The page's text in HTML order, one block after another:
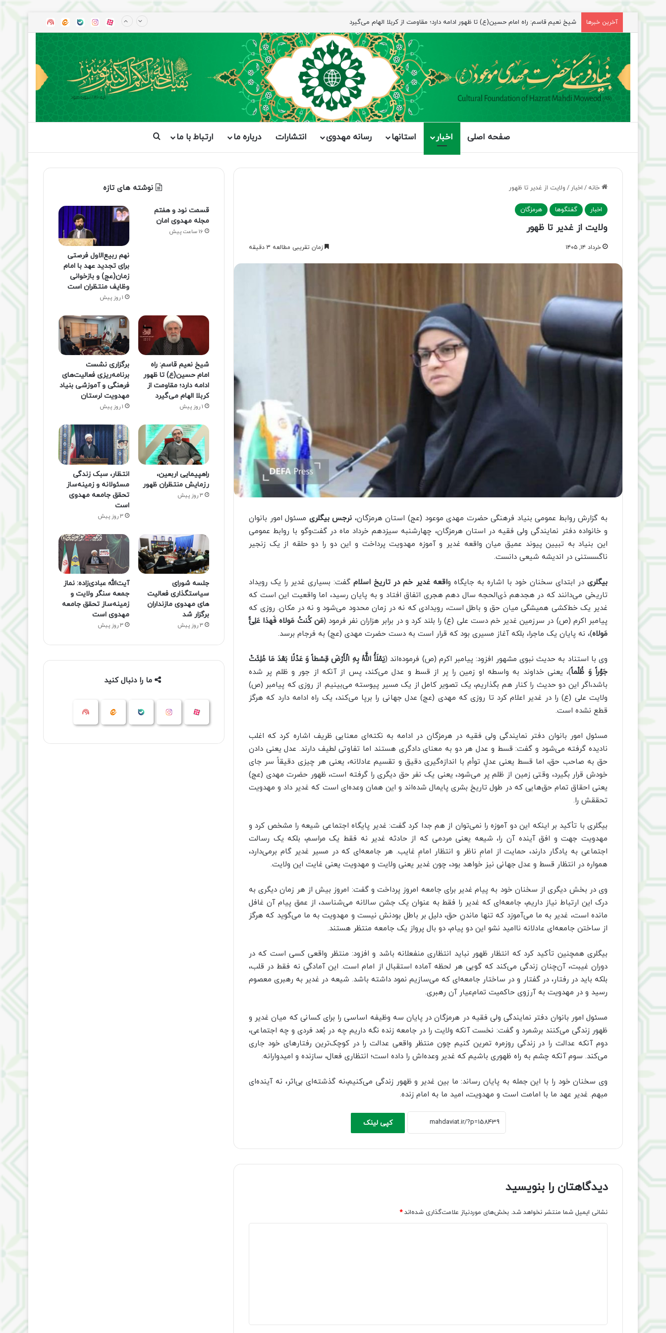
آخرین خبرها آپاراتاینستاگرام
بله ایتا
صفحه اصلی اخبار استانها رسانه مهدوی انتشارات درباره ما ارتباط با ما جستجو برای
خانه / اخبار / ولایت از غدیر تا ظهور
اخبار گفتگوها هرمزگان
ولایت از غدیر تا ظهور
خرداد ۱۴, ۱۴۰۵ زمان تقریبی مطالعه 3 دقیقه
به گزارش روابط عمومی بنیاد فرهنگی حضرت مهدی موعود (عج) استان هرمزگان، نرجس بیگلری مسئول امور بانوان
و خانواده دفتر نمایندگی ولی فقیه در استان هرمزگان، چهارشنبه سیزدهم خرداد ماه در گفت‌وگو با روابط عمومی
این بنیاد به تبیین پیوند عمیق میان واقعه غدیر و آموزه مهدویت پرداخت و این دو را دو حلقه از یک زنجیر
ناگسستنی در اندیشه شیعی دانست.
بیگلریدر ابتدای سخنان خود با اشاره به جایگاه واقعه غدیر خم در تاریخ اسلامگفت: بسیاری غدیر را یک رویداد
تاریخی می‌دانند که در هجدهم ذی‌الحجه سال دهم هجری اتفاق افتاد و به پایان رسید، اما واقعیت این است که
غدیر یک خط‌کشی همیشگی میان حق و باطل است، رویدادی که نه در زمان محدود می‌شود و نه در مکان. روزی که
پیامبر اکرم (ص) در سرزمین غدیر خم دست علی (ع) را بلند کرد و در برابر هزاران نفر فرمود (مَن کُنتُ مَولاه فَهذا عَلِیٌّ
مَولاه)، نه پایان یک ماجرا، بلکه آغاز مسیری بود که قرار است به دست حضرت مهدی (عج) به فرجام برسد.
وی با استناد به حدیث نبوی مشهور افزود: پیامبر اکرم (ص) فرموده‌اند (یَمْلَأُ اللَّهُ بِهِ الْأَرْضَ قِسْطاً وَ عَدْلًا بَعْدَ مَا مُلِئَتْ
جَوْراً وَ ظُلْماً)، یعنی خداوند به واسطه او زمین را پر از قسط و عدل می‌کند، پس از آنکه از جور و ظلم پر شده
باشد،اگر این دو حدیث را کنار هم بگذاریم، یک تصویر کامل از یک مسیر پیوسته می‌بینیم. از روزی که پیامبر (ص)
ولایت علی (ع) را در غدیر اعلام کرد تا روزی که مهدی (عج) عدل جهانی را برپا می‌کند، یک راه ادامه دارد که هرگز
قطع نشده است.
مسئول امور بانوان دفتر نمایندگی ولی فقیه در هرمزگان در ادامه به نکته‌ای معنایی ظریف اشاره کرد که اغلب
نادیده گرفته می‌شود و گفت: قسط و عدل هر دو به معنای دادگری هستند اما تفاوتی لطیف دارند. عدل یعنی دادن
حق به صاحب حق، اما قسط یعنی عدلِ توأم با اندازه‌گیری دقیق و تقسیم عادلانه، یعنی هر چیزی دقیقاً سر جای
خودش قرار بگیرد، وقتی زمین از ظلم پر می‌شود، یعنی یک نفر حق دیگری را گرفته است، ظهور حضرت مهدی (عج)
یعنی احقاق تمام حق‌هایی که در طول تاریخ بشری پایمال شده‌اند و این همان وعده‌ای است که غدیر داد و مهدویت
تحققش را.
بیگلری با تأکید بر اینکه این دو آموزه را نمی‌توان از هم جدا کرد گفت: غدیر پایگاه اجتماعی شیعه را مشخص کرد و
مهدویت جهت و افق آینده آن را، شیعه یعنی مردمی که از حادثه غدیر نه فقط یک مراسم، بلکه یک رسالت
اجتماعی به یادگار دارند، حمایت از امامِ ناظر و انتظار امامِ غایب. هر جامعه‌ای که در مسیر غدیر گام برمی‌دارد،
همواره در انتظار قسط و عدل جهانی نیز خواهد بود، چون غدیر یعنی ولایت و مهدویت یعنی غایت این ولایت.
وی در بخش دیگری از سخنان خود به پیام غدیر برای جامعه امروز پرداخت و گفت: امروز بیش از هر زمان دیگری به
درک این ارتباط نیاز داریم، جامعه‌ای که غدیر را فقط به عنوان یک جشن سالانه می‌شناسد، از عمق پیام آن غافل
مانده است، غدیر به ما می‌آموزد که تنها ماندنِ حق، دلیل بر باطل بودنش نیست و مهدویت به ما می‌گوید که هرگز
از ساختن جامعه‌ای عادلانه ناامید نشو این دو پیام، دو بال پرواز یک جامعه منتظر هستند.
بیگلری همچنین تأکید کرد که انتظار ظهور نباید انتظاری منفعلانه باشد و افزود: منتظر واقعی کسی است که در
دوران غیبت، آن‌چنان زندگی می‌کند که گویی هر لحظه آماده استقبال از امام است. این آمادگی نه فقط در قلب،
بلکه باید در رفتار، در گفتار و در ساختار جامعه‌ای که می‌سازیم نمود داشته باشد. شیعه در غدیر به رهبری معصوم
رسید و در مهدویت به آرزوی حاکمیت تمام‌عیار آن رهبری.
مسئول امور بانوان دفتر نمایندگی ولی فقیه در هرمزگان در پایان سه وظیفه اساسی را برای کسانی که میان غدیر و
ظهور زندگی می‌کنند برشمرد و گفت: نخست آنکه ولایت را در جامعه زنده نگه داریم چه در بُعد فردی و چه اجتماعی،
دوم آنکه عدالت را در زندگی روزمره تمرین کنیم چون منتظر واقعی عدالت را در کوچک‌ترین رفتارهای خود جاری
می‌کند. سوم آنکه چشم به راه ظهوری باشیم که غدیر وعده‌اش را داده است؛ انتظاری فعال، سازنده و امیدوارانه.
وی سخنان خود را با این جمله به پایان رساند: ما بین غدیر و ظهور زندگی می‌کنیم،نه گذشته‌ای بی‌اثر، نه آینده‌ای
مبهم. غدیر عهد ما با امامت است و مهدویت، امید ما به امام زنده.
کپی لینک
دیدگاهتان را بنویسید
نشانی ایمیل شما منتشر نخواهد شد. بخش‌های موردنیاز علامت‌گذاری شده‌اند*
نوشته های تازه
قسمت نود و هفتم
مجله مهدوی امان
16 ساعت پیش
نهم ربیع‌الاول فرصتی
برای تجدید عهد با امام
زمان(عج) و بازخوانی
وظایف منتظران است
1 روز پیش
شیخ نعیم قاسم: راه
امام حسین(ع) تا ظهور
ادامه دارد؛ مقاومت از
کربلا الهام می‌گیرد
1 روز پیش
برگزاری نشست
برنامه‌ریزی فعالیت‌های
فرهنگی و آموزشی بنیاد
مهدویت لرستان
1 روز پیش
راهپیمایی اربعین،
رزمایش منتظران ظهور
3 روز پیش
انتظار، سبک زندگی
مسئولانه و زمینه‌ساز
تحقق جامعه مهدوی
است
3 روز پیش
جلسه شورای
سیاستگذاری فعالیت
های مهدوی مازنداران
برگزار شد
3 روز پیش
آیت‌الله عبادی‌زاده: نماز
جمعه سنگر ولایت و
زمینه‌ساز تحقق جامعه
مهدوی است
3 روز پیش
ما را دنبال کنید
آپارات اینستاگرام ایتا